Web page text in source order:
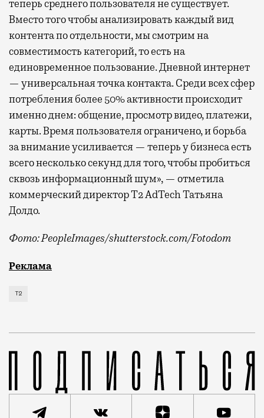
теперь среднего пользователя не существует.
Вместо того чтобы анализировать каждый вид
контента по отдельности, мы смотрим на
совместимость категорий, то есть на
единовременное пользование. Дневной интернет
— универсальная точка контакта. Среди всех сфер
потребления более 50% активности происходит
именно днем: общение, просмотр видео, платежи,
карты. Время пользователя ограничено, и борьба
за внимание усиливается — теперь у бизнеса есть
всего несколько секунд для того, чтобы пробиться
сквозь информационный шум», — отметила
коммерческий директор Т2 AdTech Татьяна
Долдо.
Фото: PeopleImages/shutterstock.com/Fotodom
Мобильный оператор Т2 изучил модели интернет-
Реклама
Т2